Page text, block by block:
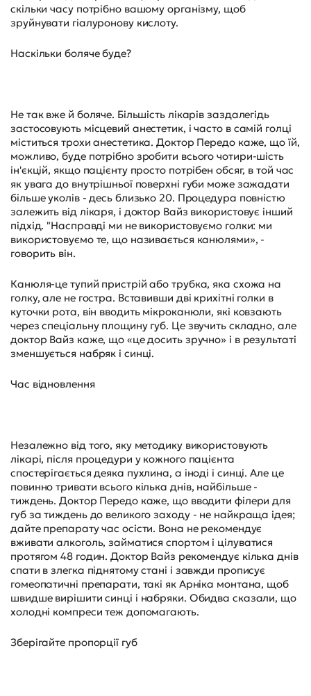
скільки часу потрібно вашому організму, щоб
зруйнувати гіалуронову кислоту.
Наскільки боляче буде?
Не так вже й боляче. Більшість лікарів заздалегідь
застосовують місцевий анестетик, і часто в самій голці
міститься трохи анестетика. Доктор Передо каже, що їй,
можливо, буде потрібно зробити всього чотири-шість
ін'єкцій, якщо пацієнту просто потрібен обсяг, в той час
як увага до внутрішньої поверхні губи може зажадати
більше уколів - десь близько 20. Процедура повністю
залежить від лікаря, і доктор Вайз використовує інший
підхід. "Насправді ми не використовуємо голки: ми
використовуємо те, що називається канюлями», -
говорить він.
Канюля-це тупий пристрій або трубка, яка схожа на
голку, але не гостра. Вставивши дві крихітні голки в
куточки рота, він вводить мікроканюли, які ковзають
через спеціальну площину губ. Це звучить складно, але
доктор Вайз каже, що «це досить зручно» і в результаті
зменшується набряк і синці.
Час відновлення
Незалежно від того, яку методику використовують
лікарі, після процедури у кожного пацієнта
спостерігається деяка пухлина, а іноді і синці. Але це
повинно тривати всього кілька днів, найбільше -
тиждень. Доктор Передо каже, що вводити філери для
губ за тиждень до великого заходу - не найкраща ідея;
дайте препарату час осісти. Вона не рекомендує
вживати алкоголь, займатися спортом і цілуватися
протягом 48 годин. Доктор Вайз рекомендує кілька днів
спати в злегка піднятому стані і завжди прописує
гомеопатичні препарати, такі як Арніка монтана, щоб
швидше вирішити синці і набряки. Обидва сказали, що
холодні компреси теж допомагають.
Зберігайте пропорції губ